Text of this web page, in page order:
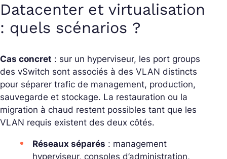
Datacenter et virtualisation
: quels scénarios ?
Cas concret : sur un hyperviseur, les port groups
des vSwitch sont associés à des VLAN distincts
pour séparer trafic de management, production,
sauvegarde et stockage. La restauration ou la
migration à chaud restent possibles tant que les
VLAN requis existent des deux côtés.
Réseaux séparés : management
hyperviseur, consoles d’administration,